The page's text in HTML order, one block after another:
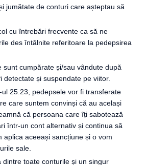
jumătate de conturi care așteptau să
cu întrebări frecvente ca să ne
des întâlnite referitoare la pedepsirea
sunt cumpărate și/sau vândute după
detectate și suspendate pe viitor.
25.23, pedepsele vor fi transferate
care suntem convinși că au același
că persoana care îți sabotează
într-un cont alternativ și continua să
aplica aceeași sancțiune și o vom
sale.
dintre toate conturile și un singur